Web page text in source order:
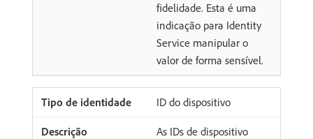
fidelidade. Esta é uma
indicação para Identity
Service manipular o
valor de forma sensível.
ID do dispositivo
As IDs de dispositivo